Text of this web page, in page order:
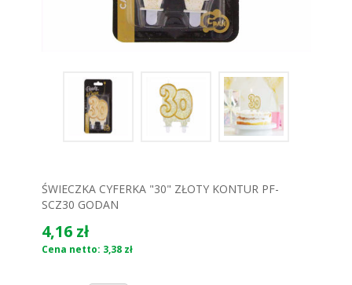
ŚWIECZKA CYFERKA "30" ZŁOTY KONTUR PF-
SCZ30 GODAN
4,16 zł
Cena netto: 3,38 zł